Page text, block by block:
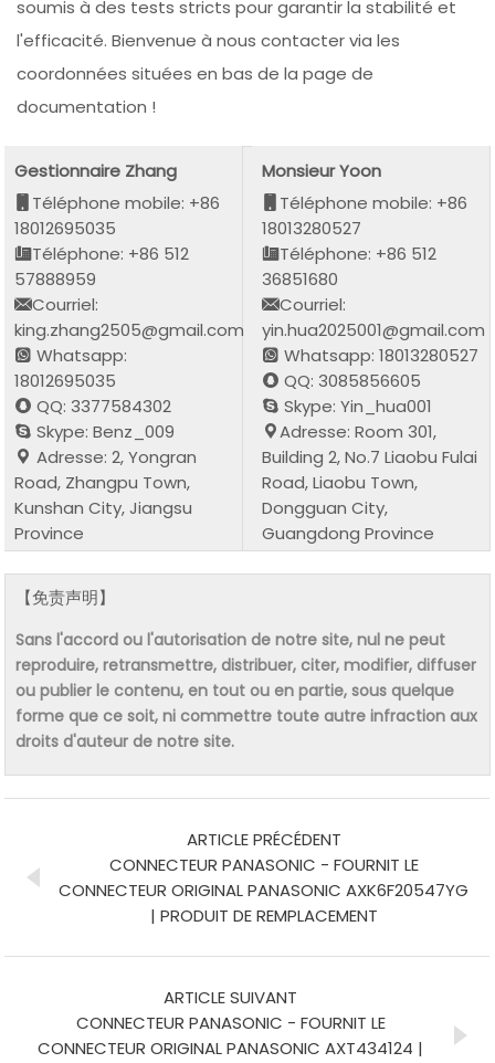
soumis à des tests stricts pour garantir la stabilité et
l'efficacité. Bienvenue à nous contacter via les
coordonnées situées en bas de la page de
documentation !
Gestionnaire Zhang
Téléphone mobile: +86
18012695035
Téléphone: +86 512
57888959
Courriel:
king.zhang2505@gmail.com
Whatsapp:
18012695035
QQ: 3377584302
Skype: Benz_009
Adresse: 2, Yongran
Road, Zhangpu Town,
Kunshan City, Jiangsu
Province
Monsieur Yoon
Téléphone mobile: +86
18013280527
Téléphone: +86 512
36851680
Courriel:
yin.hua2025001@gmail.com
Whatsapp: 18013280527
QQ: 3085856605
Skype: Yin_hua001
Adresse: Room 301,
Building 2, No.7 Liaobu Fulai
Road, Liaobu Town,
Dongguan City,
Guangdong Province
【免责声明】
Sans l'accord ou l'autorisation de notre site, nul ne peut
reproduire, retransmettre, distribuer, citer, modifier, diffuser
ou publier le contenu, en tout ou en partie, sous quelque
forme que ce soit, ni commettre toute autre infraction aux
droits d'auteur de notre site.
ARTICLE PRÉCÉDENT
CONNECTEUR PANASONIC - FOURNIT LE
CONNECTEUR ORIGINAL PANASONIC AXK6F20547YG
| PRODUIT DE REMPLACEMENT
ARTICLE SUIVANT
CONNECTEUR PANASONIC - FOURNIT LE
CONNECTEUR ORIGINAL PANASONIC AXT434124 |